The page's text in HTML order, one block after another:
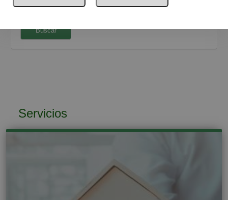
Provincia
Madrid
Buscar
Servicios